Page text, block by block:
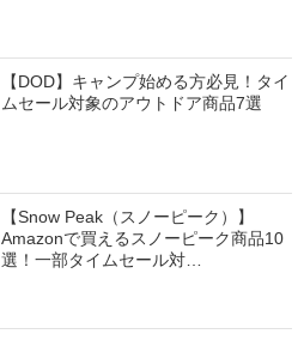
【DOD】キャンプ始める方必見！タイ
ムセール対象のアウトドア商品7選
【Snow Peak（スノーピーク）】
Amazonで買えるスノーピーク商品10
選！一部タイムセール対…